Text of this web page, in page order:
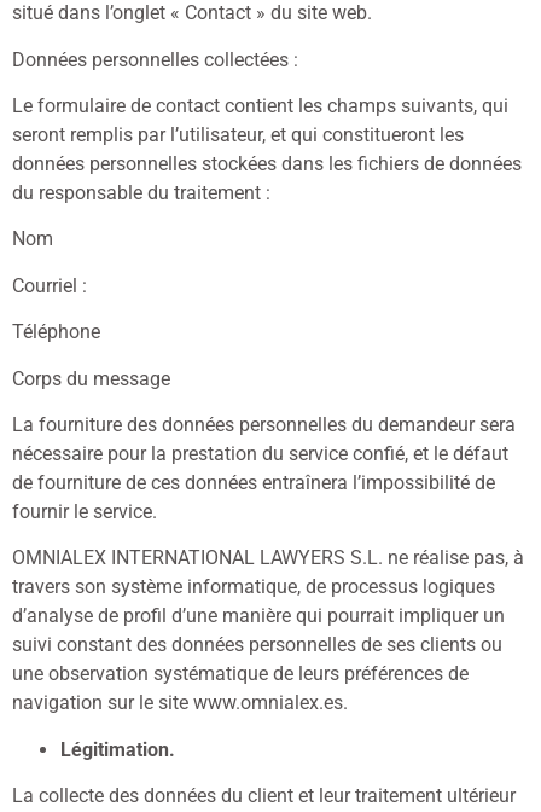
situé dans l’onglet « Contact » du site web.
Données personnelles collectées :
Le formulaire de contact contient les champs suivants, qui
seront remplis par l’utilisateur, et qui constitueront les
données personnelles stockées dans les fichiers de données
du responsable du traitement :
Nom
Courriel :
Téléphone
Corps du message
La fourniture des données personnelles du demandeur sera
nécessaire pour la prestation du service confié, et le défaut
de fourniture de ces données entraînera l’impossibilité de
fournir le service.
OMNIALEX INTERNATIONAL LAWYERS S.L. ne réalise pas, à
travers son système informatique, de processus logiques
d’analyse de profil d’une manière qui pourrait impliquer un
suivi constant des données personnelles de ses clients ou
une observation systématique de leurs préférences de
navigation sur le site www.omnialex.es.
Légitimation.
La collecte des données du client et leur traitement ultérieur